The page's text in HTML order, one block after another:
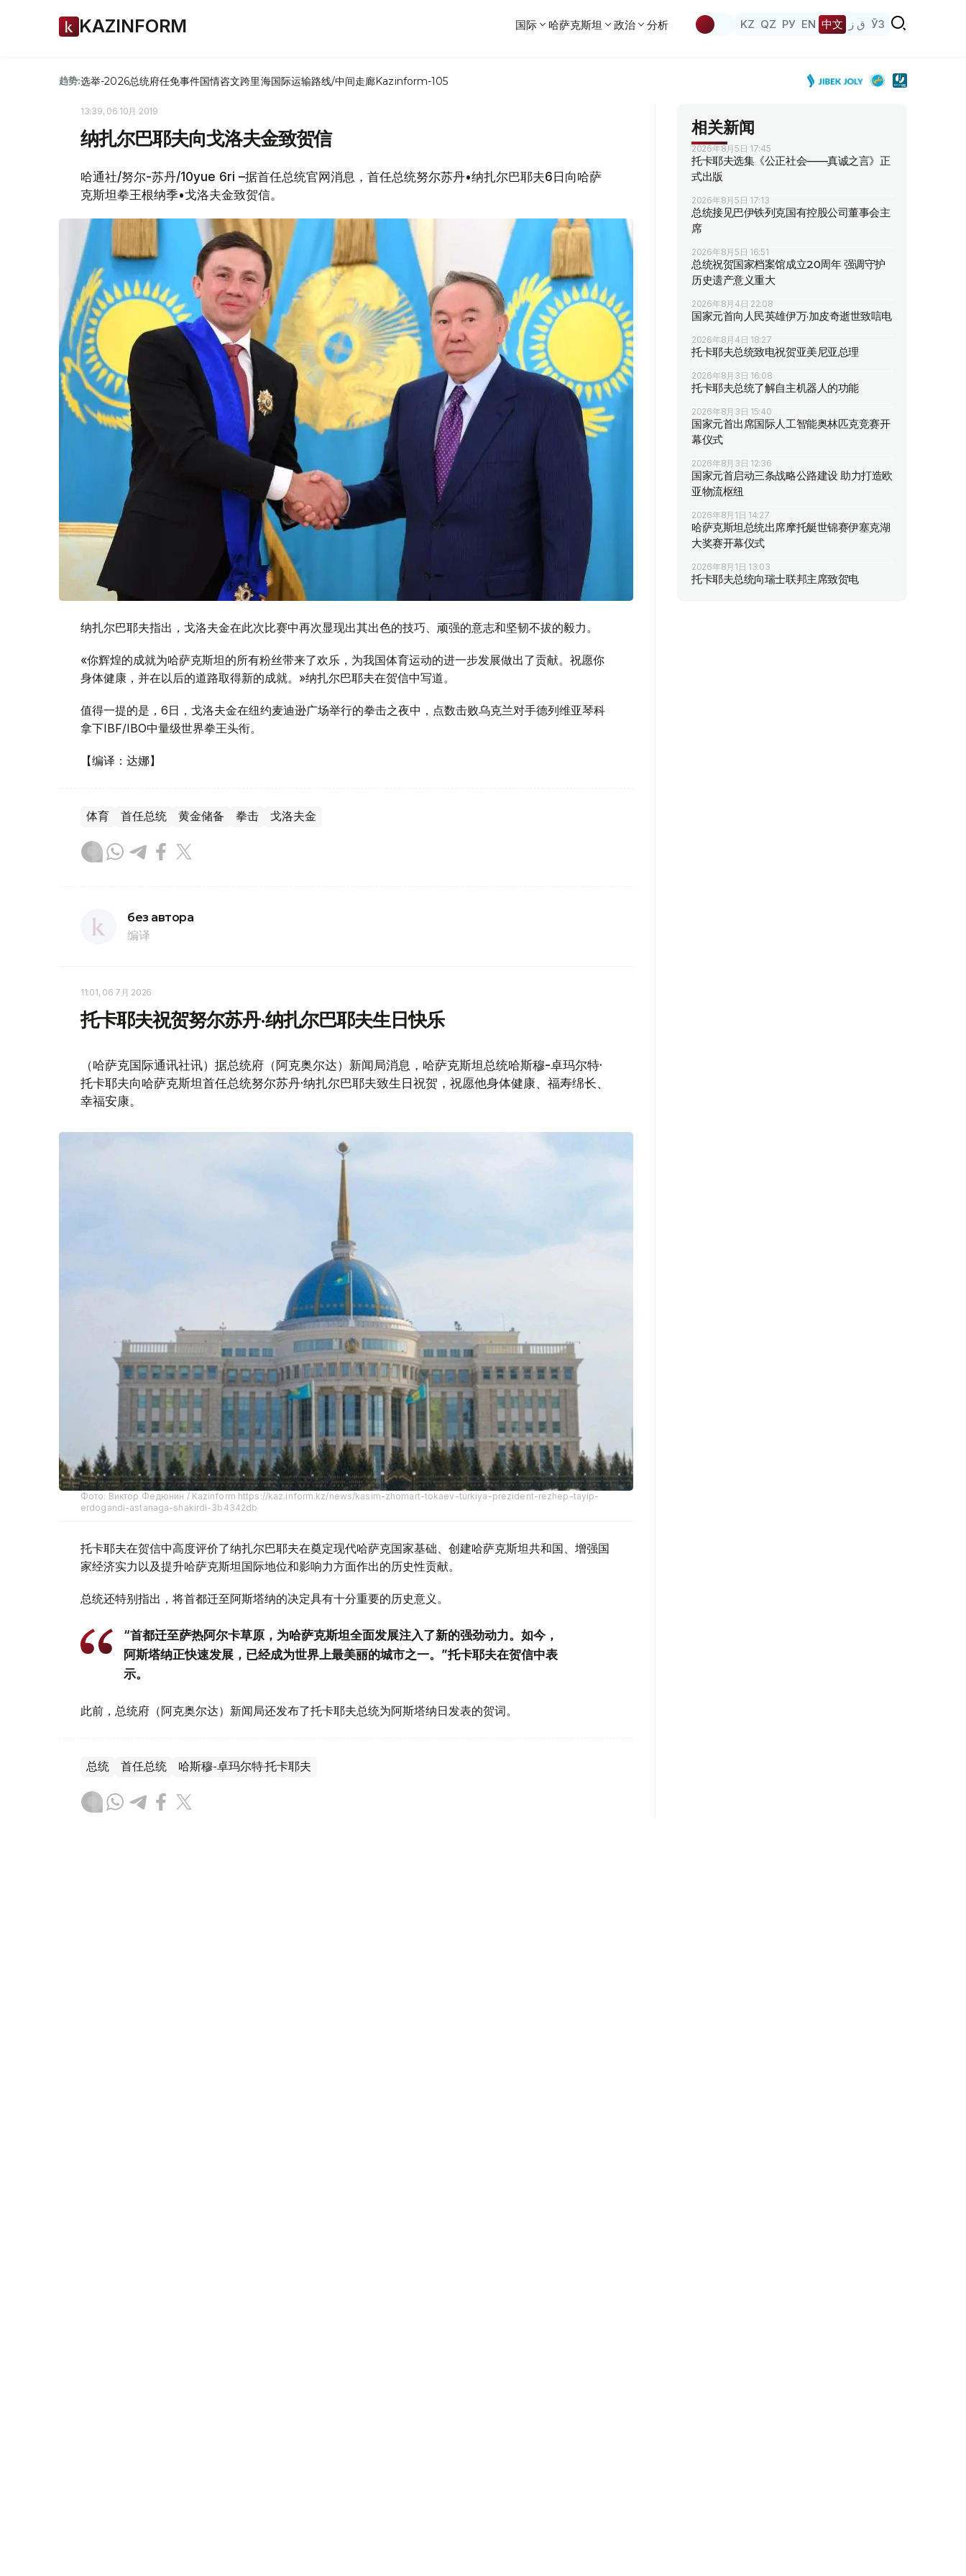
KAZINFORM 国际 哈萨克斯坦 政治 分析 KZ QZ РУ EN 中文 ق ز ЎЗ
趋势:选举-2026总统府任免事件国情咨文跨里海国际运输路线/中间走廊Kazinform-105
13:39, 06 10月 2019
纳扎尔巴耶夫向戈洛夫金致贺信
哈通社/努尔-苏丹/10yue 6ri –据首任总统官网消息，首任总统努尔苏丹•纳扎尔巴耶夫6日向哈萨
克斯坦拳王根纳季•戈洛夫金致贺信。
纳扎尔巴耶夫指出，戈洛夫金在此次比赛中再次显现出其出色的技巧、顽强的意志和坚韧不拔的毅力。
«你辉煌的成就为哈萨克斯坦的所有粉丝带来了欢乐，为我国体育运动的进一步发展做出了贡献。祝愿你
身体健康，并在以后的道路取得新的成就。»纳扎尔巴耶夫在贺信中写道。
值得一提的是，6日，戈洛夫金在纽约麦迪逊广场举行的拳击之夜中，点数击败乌克兰对手德列维亚琴科
拿下IBF/IBO中量级世界拳王头衔。
【编译：达娜】
体育 首任总统 黄金储备 拳击 戈洛夫金
без автора
编译
11:01, 06 7月 2026
托卡耶夫祝贺努尔苏丹·纳扎尔巴耶夫生日快乐
（哈萨克国际通讯社讯）据总统府（阿克奥尔达）新闻局消息，哈萨克斯坦总统哈斯穆-卓玛尔特·
托卡耶夫向哈萨克斯坦首任总统努尔苏丹·纳扎尔巴耶夫致生日祝贺，祝愿他身体健康、福寿绵长、
幸福安康。
Фото: Виктор Федюнин / Kazinform https://kaz.inform.kz/news/kasim-zhomart-tokaev-turkiya-prezident-rezhep-tayip-
erdogandi-astanaga-shakirdi-3b4342db
托卡耶夫在贺信中高度评价了纳扎尔巴耶夫在奠定现代哈萨克国家基础、创建哈萨克斯坦共和国、增强国
家经济实力以及提升哈萨克斯坦国际地位和影响力方面作出的历史性贡献。
总统还特别指出，将首都迁至阿斯塔纳的决定具有十分重要的历史意义。
“首都迁至萨热阿尔卡草原，为哈萨克斯坦全面发展注入了新的强劲动力。如今，
阿斯塔纳正快速发展，已经成为世界上最美丽的城市之一。”托卡耶夫在贺信中表
示。
此前，总统府（阿克奥尔达）新闻局还发布了托卡耶夫总统为阿斯塔纳日发表的贺词。
总统 首任总统 哈斯穆-卓玛尔特·托卡耶夫
相关新闻
2026年8月5日 17:45
托卡耶夫选集《公正社会——真诚之言》正
式出版
2026年8月5日 17:13
总统接见巴伊铁列克国有控股公司董事会主
席
2026年8月5日 16:51
总统祝贺国家档案馆成立20周年 强调守护
历史遗产意义重大
2026年8月4日 22:08
国家元首向人民英雄伊万·加皮奇逝世致唁电
2026年8月4日 18:27
托卡耶夫总统致电祝贺亚美尼亚总理
2026年8月3日 16:08
托卡耶夫总统了解自主机器人的功能
2026年8月3日 15:40
国家元首出席国际人工智能奥林匹克竞赛开
幕仪式
2026年8月3日 12:36
国家元首启动三条战略公路建设 助力打造欧
亚物流枢纽
2026年8月1日 14:27
哈萨克斯坦总统出席摩托艇世锦赛伊塞克湖
大奖赛开幕仪式
2026年8月1日 13:03
托卡耶夫总统向瑞士联邦主席致贺电